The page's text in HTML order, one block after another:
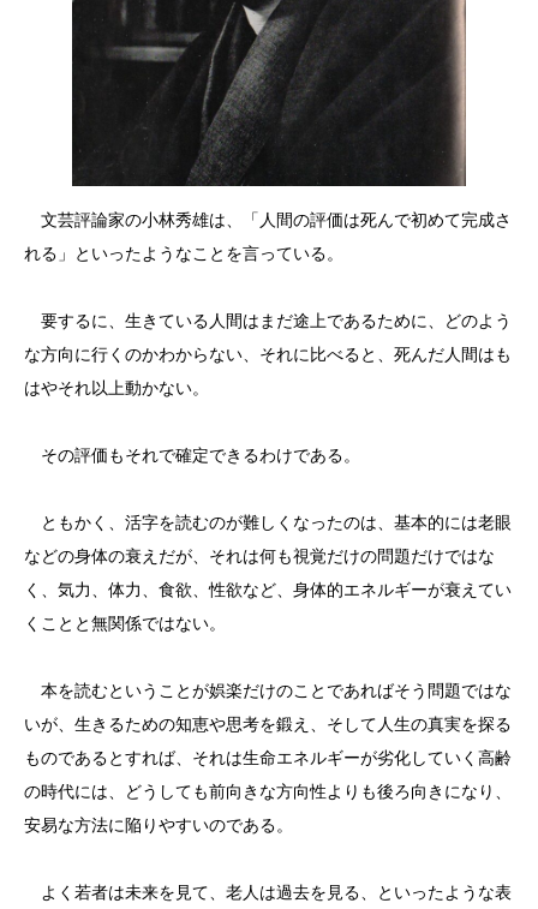
文芸評論家の小林秀雄は、「人間の評価は死んで初めて完成さ
れる」といったようなことを言っている。
要するに、生きている人間はまだ途上であるために、どのよう
な方向に行くのかわからない、それに比べると、死んだ人間はも
はやそれ以上動かない。
その評価もそれで確定できるわけである。
ともかく、活字を読むのが難しくなったのは、基本的には老眼
などの身体の衰えだが、それは何も視覚だけの問題だけではな
く、気力、体力、食欲、性欲など、身体的エネルギーが衰えてい
くことと無関係ではない。
本を読むということが娯楽だけのことであればそう問題ではな
いが、生きるための知恵や思考を鍛え、そして人生の真実を探る
ものであるとすれば、それは生命エネルギーが劣化していく高齢
の時代には、どうしても前向きな方向性よりも後ろ向きになり、
安易な方法に陥りやすいのである。
よく若者は未来を見て、老人は過去を見る、といったような表